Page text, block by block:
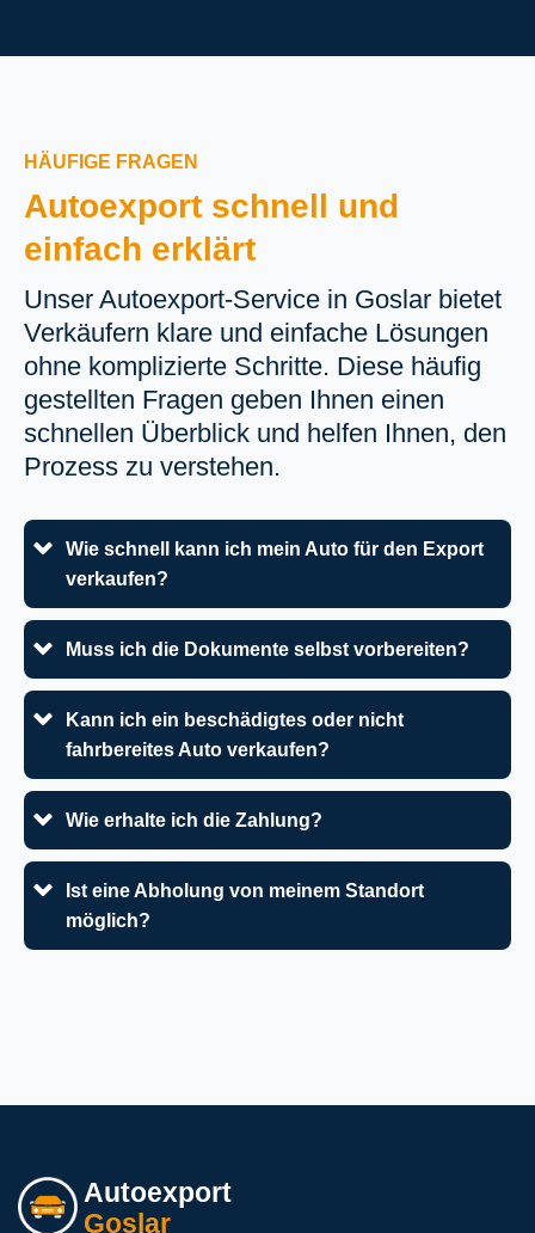
HÄUFIGE FRAGEN
Autoexport schnell und
einfach erklärt
Unser Autoexport-Service in Goslar bietet
Verkäufern klare und einfache Lösungen
ohne komplizierte Schritte. Diese häufig
gestellten Fragen geben Ihnen einen
schnellen Überblick und helfen Ihnen, den
Prozess zu verstehen.
Wie schnell kann ich mein Auto für den Export
verkaufen?
Muss ich die Dokumente selbst vorbereiten?
Kann ich ein beschädigtes oder nicht
fahrbereites Auto verkaufen?
Wie erhalte ich die Zahlung?
Ist eine Abholung von meinem Standort
möglich?
Autoexport
Goslar